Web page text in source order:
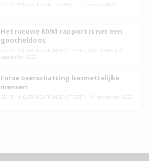
COVID-19, DATA-R0-IFR TESTEN 11 september 2020
Het nieuwe RIVM-rapport is net een
goocheldoos
COVID-19, DATA-R0-IFR MEDIA TESTEN VENTILATIE
01
september 2020
Forse overschatting besmettelijke
mensen
COVID-19, DATA-R0-IFR MEDIA TESTEN 01 september 2020